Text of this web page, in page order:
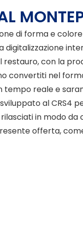
di forma e
digitalizzazione
con la
convertiti nel
tempo reale e
al CRS4
in modo da
offerta,